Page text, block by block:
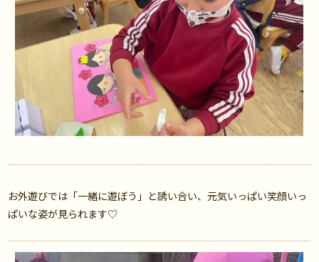
お外遊びでは「一緒に遊ぼう」と誘い合い、元気いっぱい笑顔いっ
ぱいな姿が見られます♡